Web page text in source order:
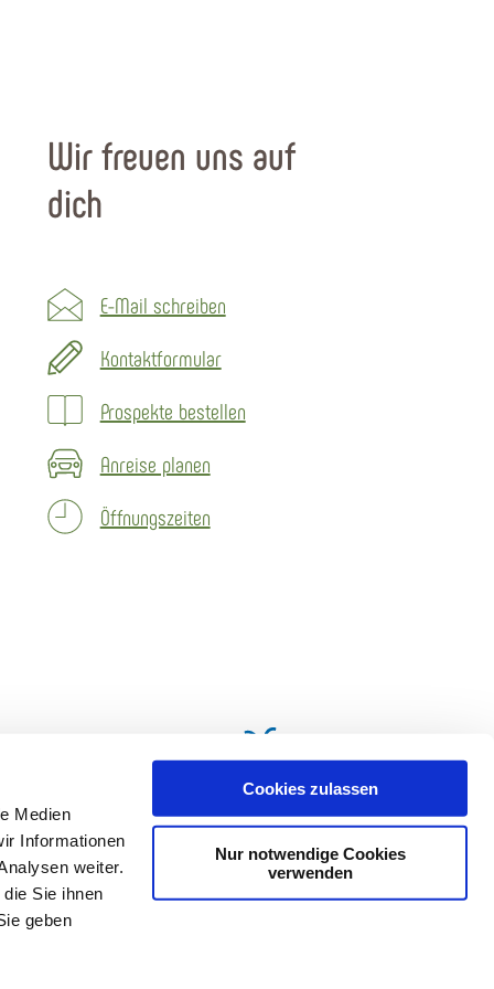
Medien
Informationen
weiter.
Sie ihnen
geben
Cookies zulassen
Nur notwendige Cookies
verwenden
Wir freuen uns auf
dich
E-Mail schreiben
Kontaktformular
Prospekte bestellen
Anreise planen
Öffnungszeiten